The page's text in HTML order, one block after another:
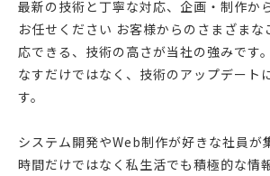
最新の技術と丁寧な対応、企画・制作か
お任せください お客様からのさまざまな
応できる、技術の高さが当社の強みです
なすだけではなく、技術のアップデート
す。
システム開発やWeb制作が好きな社員が
時間だけではなく私生活でも積極的な情